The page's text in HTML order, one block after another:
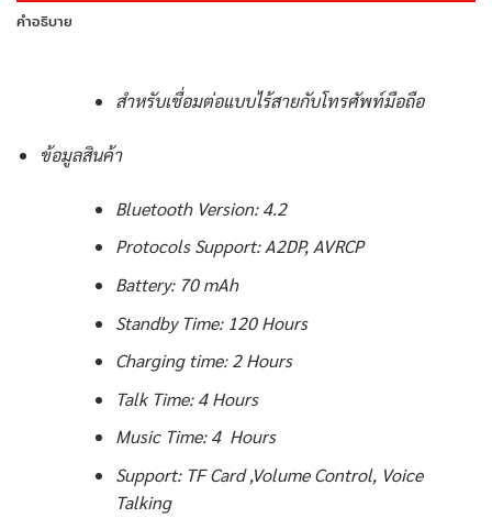
คำอธิบาย
สำหรับเชื่อมต่อแบบไร้สายกับโทรศัพท์มือถือ
ข้อมูลสินค้า
Bluetooth Version: 4.2
Protocols Support: A2DP, AVRCP
Battery: 70 mAh
Standby Time: 120 Hours
Charging time: 2 Hours
Talk Time: 4 Hours
Music Time: 4 Hours
Support: TF Card ,Volume Control, Voice
Talking